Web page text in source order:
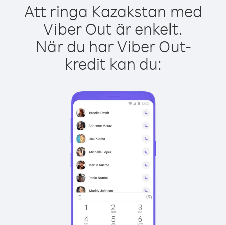
Att ringa Kazakstan med
Viber Out är enkelt.
När du har Viber Out-
kredit kan du: